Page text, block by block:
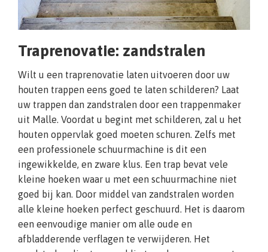
Traprenovatie: zandstralen
Wilt u een traprenovatie laten uitvoeren door uw
houten trappen eens goed te laten schilderen? Laat
uw trappen dan zandstralen door een trappenmaker
uit Malle. Voordat u begint met schilderen, zal u het
houten oppervlak goed moeten schuren. Zelfs met
een professionele schuurmachine is dit een
ingewikkelde, en zware klus. Een trap bevat vele
kleine hoeken waar u met een schuurmachine niet
goed bij kan. Door middel van zandstralen worden
alle kleine hoeken perfect geschuurd. Het is daarom
een eenvoudige manier om alle oude en
afbladderende verflagen te verwijderen. Het